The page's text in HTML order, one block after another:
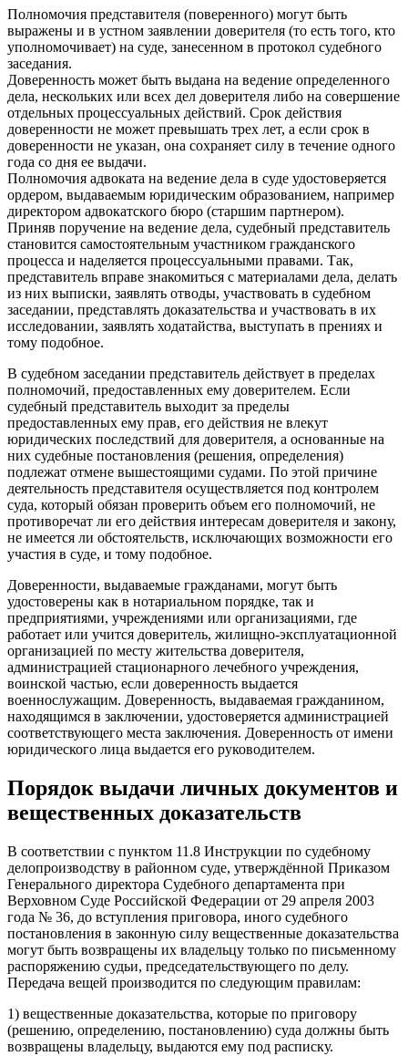
Полномочия представителя (поверенного) могут быть
выражены и в устном заявлении доверителя (то есть того, кто
уполномочивает) на суде, занесенном в протокол судебного
заседания.
Доверенность может быть выдана на ведение определенного
дела, нескольких или всех дел доверителя либо на совершение
отдельных процессуальных действий. Срок действия
доверенности не может превышать трех лет, а если срок в
доверенности не указан, она сохраняет силу в течение одного
года со дня ее выдачи.
Полномочия адвоката на ведение дела в суде удостоверяется
ордером, выдаваемым юридическим образованием, например
директором адвокатского бюро (старшим партнером).
Приняв поручение на ведение дела, судебный представитель
становится самостоятельным участником гражданского
процесса и наделяется процессуальными правами. Так,
представитель вправе знакомиться с материалами дела, делать
из них выписки, заявлять отводы, участвовать в судебном
заседании, представлять доказательства и участвовать в их
исследовании, заявлять ходатайства, выступать в прениях и
тому подобное.
В судебном заседании представитель действует в пределах
полномочий, предоставленных ему доверителем. Если
судебный представитель выходит за пределы
предоставленных ему прав, его действия не влекут
юридических последствий для доверителя, а основанные на
них судебные постановления (решения, определения)
подлежат отмене вышестоящими судами. По этой причине
деятельность представителя осуществляется под контролем
суда, который обязан проверить объем его полномочий, не
противоречат ли его действия интересам доверителя и закону,
не имеется ли обстоятельств, исключающих возможности его
участия в суде, и тому подобное.
Доверенности, выдаваемые гражданами, могут быть
удостоверены как в нотариальном порядке, так и
предприятиями, учреждениями или организациями, где
работает или учится доверитель, жилищно-эксплуатационной
организацией по месту жительства доверителя,
администрацией стационарного лечебного учреждения,
воинской частью, если доверенность выдается
военнослужащим. Доверенность, выдаваемая гражданином,
находящимся в заключении, удостоверяется администрацией
соответствующего места заключения. Доверенность от имени
юридического лица выдается его руководителем.
Порядок выдачи личных документов и
вещественных доказательств
В соответствии с пунктом 11.8 Инструкции по судебному
делопроизводству в районном суде, утверждённой Приказом
Генерального директора Судебного департамента при
Верховном Суде Российской Федерации от 29 апреля 2003
года № 36, до вступления приговора, иного судебного
постановления в законную силу вещественные доказательства
могут быть возвращены их владельцу только по письменному
распоряжению судьи, председательствующего по делу.
Передача вещей производится по следующим правилам:
1) вещественные доказательства, которые по приговору
(решению, определению, постановлению) суда должны быть
возвращены владельцу, выдаются ему под расписку.